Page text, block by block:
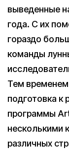
выведенные
года. С их
гораздо
команды
Тем
подготовка к
программы
несколькими
различных